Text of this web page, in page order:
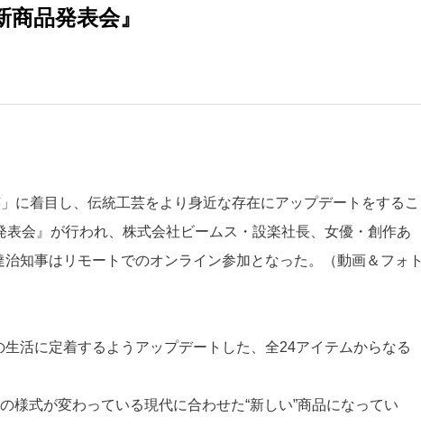
品発表会』
に着目し、伝統工芸をより身近な存在にアップデートをするこ
会』が行われ、株式会社ビームス・設楽社長、女優・創作あ
知事はリモートでのオンライン参加となった。（動画＆フォト
活に定着するようアップデートした、全24アイテムからなる
様式が変わっている現代に合わせた“新しい”商品になってい